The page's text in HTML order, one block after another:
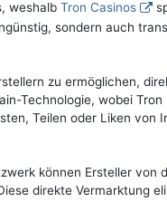
weshalb Tron Casinos
sondern auch
zu ermöglichen,
Technologie, wobei Tron
Teilen oder Liken von
können Ersteller von
direkte Vermarktung